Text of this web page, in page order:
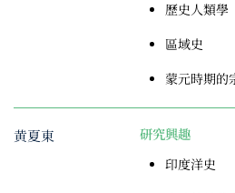
歷史人類學
區域史
蒙元時期的
黄夏東 研究興趣
印度洋史